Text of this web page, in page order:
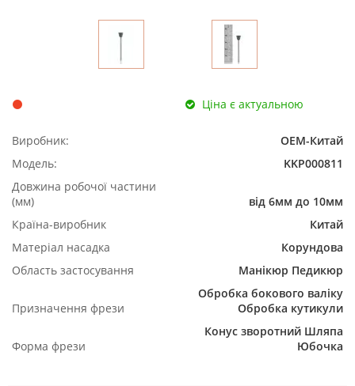
Ціна є актуальною
Виробник:
ОЕМ-Китай
Модель:
KKP000811
Довжина робочої частини
(мм)
від 6мм до 10мм
Країна-виробник
Китай
Матеріал насадка
Корундова
Область застосування
Манікюр Педикюр
Призначення фрези
Обробка бокового валіку
Обробка кутикули
Форма фрези
Конус зворотний Шляпа
Юбочка